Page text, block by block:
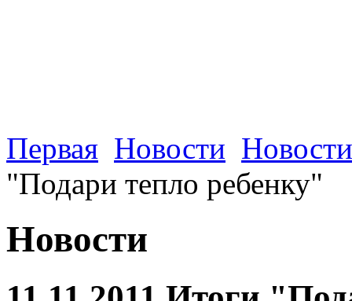
Первая Новости
"Подари тепло ребенку"
Новости